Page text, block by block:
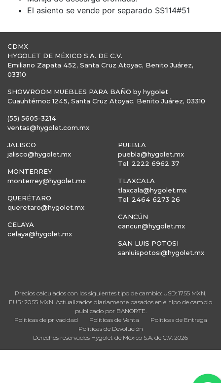
El asiento se vende por separado SS114#51
CDMX
HYGOLET DE MÉXICO S.A. DE C.V.
Emiliano Zapata 452, Santa Cruz Atoyac, Benito Juárez,
03310
SHOWROOM MUEBLES PARA BAÑO by hygolet
Cuauhtémoc 1245, Santa Cruz Atoyac, Benito Juárez, 03310
(55) 5605-3214
ventas@hygolet.com.mx
JALISCO
jalisco@hygolet.mx
MONTERREY
monterrey@hygolet.mx
QUERÉTARO
queretaro@hygolet.mx
CELAYA
celaya@hygolet.mx
PUEBLA
puebla@hygolet.mx
Tel: 2222 6962 37
TLAXCALA
tlaxcala@hygolet.mx
Tel: 2464 6273 26
CANCÚN
cancun@hygolet.mx
SAN LUIS POTOSI
sanluispotosi@hygolet.mx
Precios calculados con los siguientes tipo de cambio: USD: 17.55 MXN,
EUR: 20.55 MXN. Actualizados diariamente basados en el tipo de cambio
publicado por BANORTE.
Políticas de privacidad
Políticas de Venta
Políticas de Entrega
Políticas de Devolución
Derechos reservados Hygolet de México S.A. de C.V. 2026